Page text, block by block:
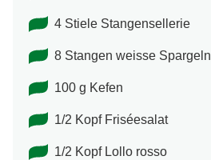
4 Stiele Stangensellerie
8 Stangen weisse Spargeln
100 g Kefen
1/2 Kopf Friséesalat
1/2 Kopf Lollo rosso